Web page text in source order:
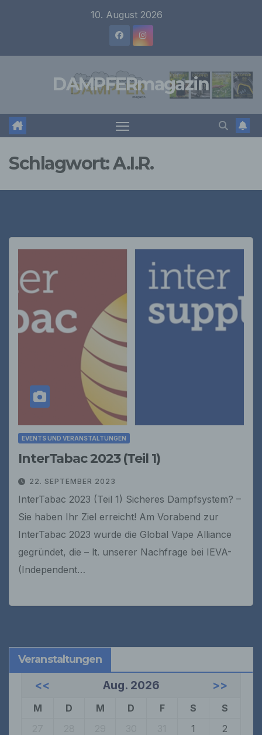
10. August 2026
DAMPFERmagazin
Schlagwort:A.I.R.
EVENTS UND VERANSTALTUNGEN
InterTabac 2023 (Teil 1)
22. SEPTEMBER 2023
InterTabac 2023 (Teil 1) Sicheres Dampfsystem? –
Sie haben Ihr Ziel erreicht! Am Vorabend zur
InterTabac 2023 wurde die Global Vape Alliance
gegründet, die – lt. unserer Nachfrage bei IEVA-
(Independent…
Veranstaltungen
<< Aug. 2026 >>
M D M D F S
S
1
2